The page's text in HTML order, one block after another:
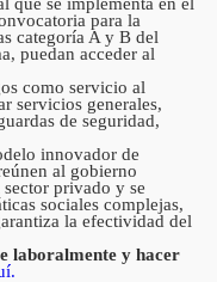
para la
categoría A y B del
puedan acceder al
como servicio al
servicios generales,
de seguridad,
innovador de
al gobierno
privado y se
sociales complejas,
la efectividad del
laboralmente y hacer